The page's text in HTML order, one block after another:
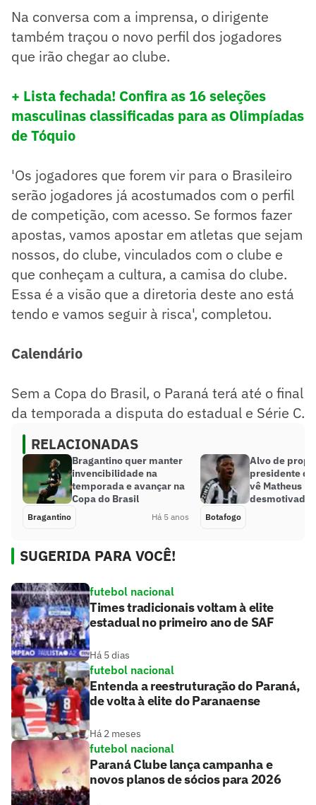
Na conversa com a imprensa, o dirigente
também traçou o novo perfil dos jogadores
que irão chegar ao clube.
+ Lista fechada! Confira as 16 seleções
masculinas classificadas para as Olimpíadas
de Tóquio
'Os jogadores que forem vir para o Brasileiro
serão jogadores já acostumados com o perfil
de competição, com acesso. Se formos fazer
apostas, vamos apostar em atletas que sejam
nossos, do clube, vinculados com o clube e
que conheçam a cultura, a camisa do clube.
Essa é a visão que a diretoria deste ano está
tendo e vamos seguir à risca', completou.
Calendário
Sem a Copa do Brasil, o Paraná terá até o final
da temporada a disputa do estadual e Série C.
RELACIONADAS
Bragantino quer manter
invencibilidade na
temporada e avançar na
Copa do Brasil
Bragantino Há 5 anos
Alvo de
presidente
vê Matheus
desmotivado’
Botafogo
SUGERIDA PARA VOCÊ!
futebol nacional
Times tradicionais voltam à elite
estadual no primeiro ano de SAF
Há 5 dias
futebol nacional
Entenda a reestruturação do Paraná,
de volta à elite do Paranaense
Há 2 meses
futebol nacional
Paraná Clube lança campanha e
novos planos de sócios para 2026